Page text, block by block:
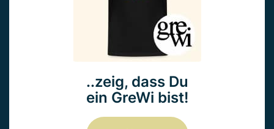
..zeig, dass Du
ein GreWi bist!